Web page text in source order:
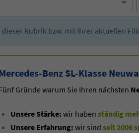
dieser Rubrik bzw. mit Ihrer aktuellen
Benz SL-Klasse
Gründe warum Sie Ihren nächsten
Unsere Stärke: wir habenständig
Unsere Erfahrung: wir sindseit 2006